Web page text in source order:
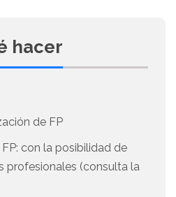
hacer
de FP
con la posibilidad de
profesionales (consulta la